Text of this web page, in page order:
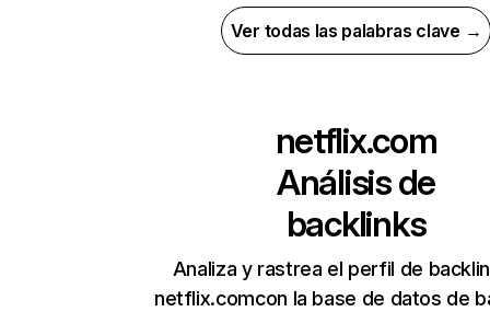
Ver todas las palabras clave →
netflix.com
Análisis de
backlinks
Analiza y rastrea el perfil de
netflix.comcon la base de datos de